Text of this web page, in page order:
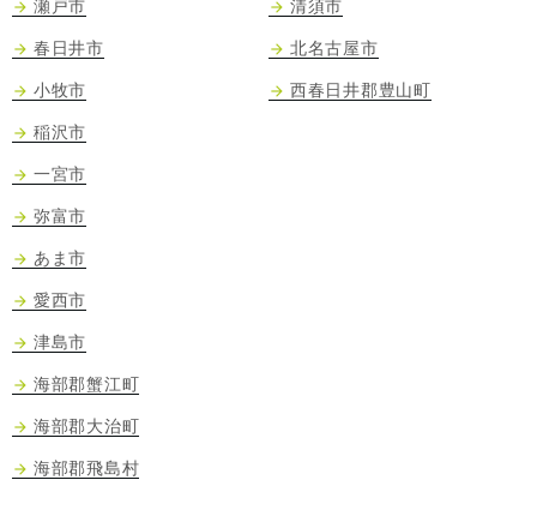
瀬戸市
春日井市
小牧市
清須市
北名古屋市
西春日井郡豊山町
稲沢市
一宮市
弥富市
あま市
愛西市
津島市
海部郡蟹江町
海部郡大治町
海部郡飛島村